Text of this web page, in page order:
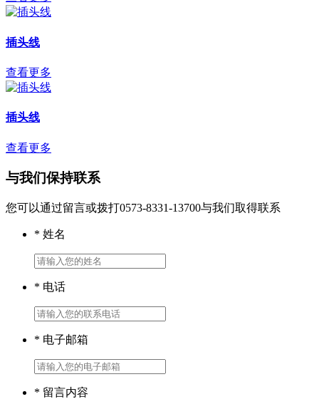
插头线
查看更多
插头线
查看更多
与我们保持联系
您可以通过留言或拨打0573-8331-13700与我们取得联系
* 姓名
* 电话
* 电子邮箱
* 留言内容